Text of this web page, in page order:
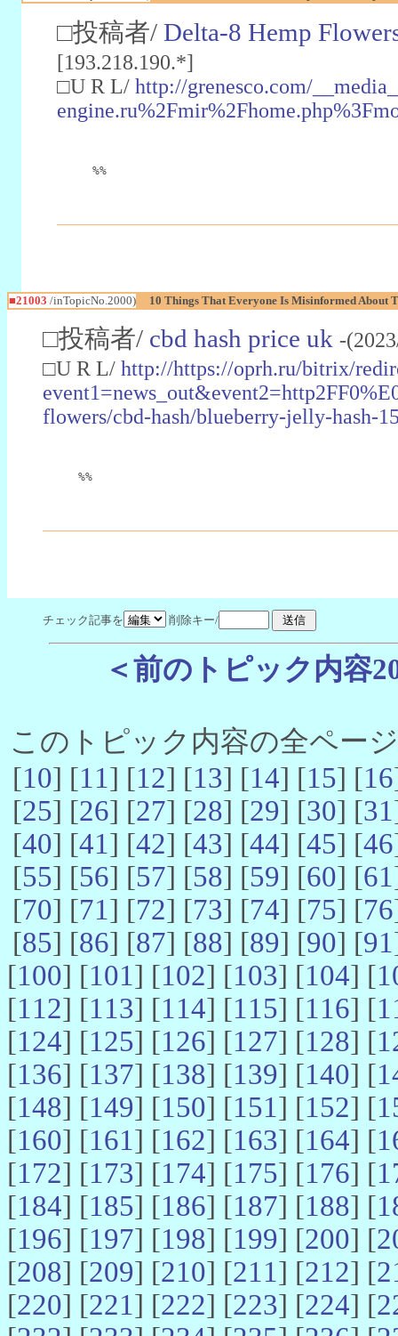
□投稿者/ Delta-8 Hemp
[193.218.190.*]
□U R L/ http://grenesco.com/
%%
■21003 /inTopicNo.2000) 10 Things That Everyone Is Misinformed About
□投稿者/ cbd hash price uk -
□U R L/ http://https://oprh.ru/bitrix/
flowers/cbd-hash/blueberry-jelly-hash-
%%
チェック記事を 削除キー/
＜前のトピック内容
このトピック内容の全ペー
[10] [11] [12] [13] [14] [15] [16
[25] [26] [27] [28] [29] [30] [31
[40] [41] [42] [43] [44] [45] [46
[55] [56] [57] [58] [59] [60] [61
[70] [71] [72] [73] [74] [75] [76
[85] [86] [87] [88] [89] [90] [91
[100] [101] [102] [103] [104] [
[112] [113] [114] [115] [116] [
[124] [125] [126] [127] [128] [
[136] [137] [138] [139] [140] [
[148] [149] [150] [151] [152] [
[160] [161] [162] [163] [164] [
[172] [173] [174] [175] [176] [
[184] [185] [186] [187] [188] [
[196] [197] [198] [199] [200] [
[208] [209] [210] [211] [212] [
[220] [221] [222] [223] [224] [